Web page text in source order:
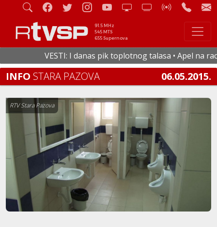
91.5 MHz
545 MTS
655 Supernova
VESTI: I danas pik toplotnog talasa • Apel na
INFO STARA PAZOVA 06.05.2015.
RTV Stara Pazova